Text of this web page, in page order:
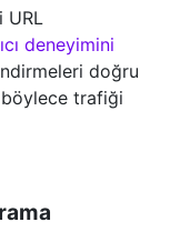
URL
deneyimini
doğru
böylece trafiği